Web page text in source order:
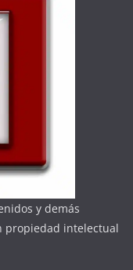
y demás
propiedad intelectual